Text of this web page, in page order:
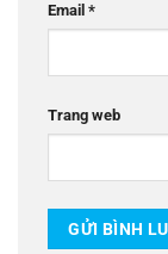
Email *
Trang web